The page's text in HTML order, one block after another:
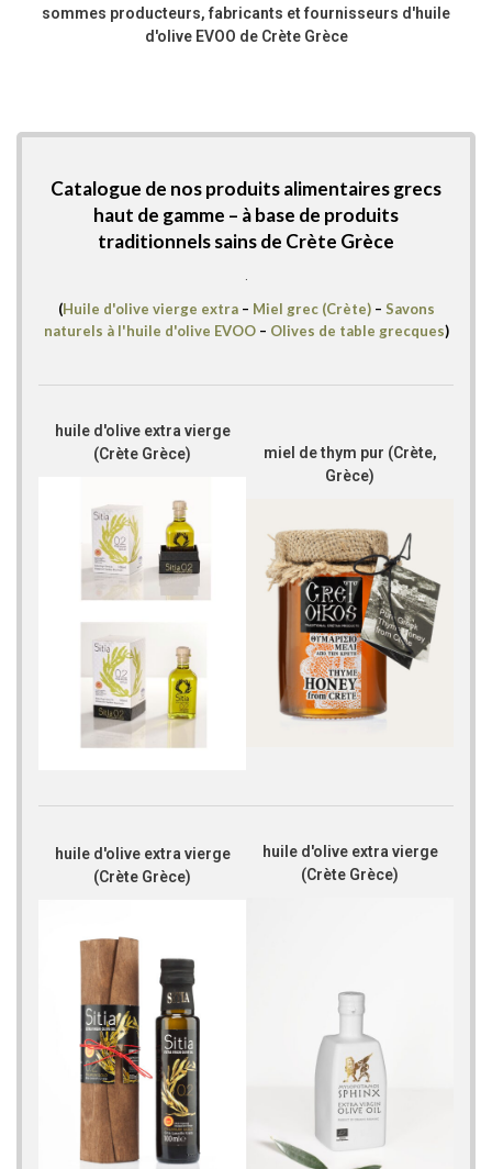
sommes producteurs, fabricants et fournisseurs d'huile
d'olive EVOO de Crète Grèce
Catalogue de nos produits alimentaires grecs
haut de gamme – à base de produits
traditionnels sains de Crète Grèce
(Huile d'olive vierge extra– Miel grec (Crète)– Savons
naturels à l'huile d'olive EVOO– Olives de table grecques)
huile d'olive extra vierge
(Crète Grèce)
miel de thym pur (Crète,
Grèce)
huile d'olive extra vierge
(Crète Grèce)
huile d'olive extra vierge
(Crète Grèce)